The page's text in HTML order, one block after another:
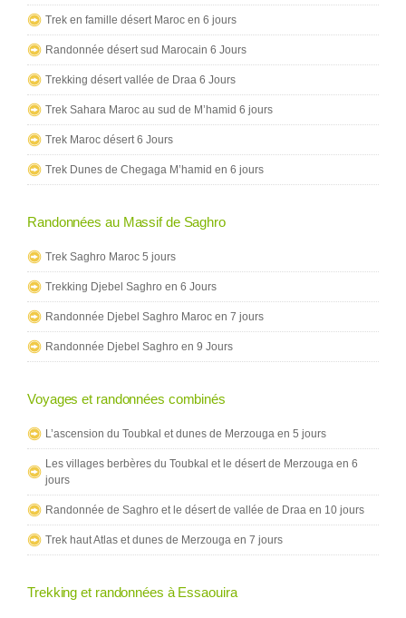
Trek en famille désert Maroc en 6 jours
Randonnée désert sud Marocain 6 Jours
Trekking désert vallée de Draa 6 Jours
Trek Sahara Maroc au sud de M’hamid 6 jours
Trek Maroc désert 6 Jours
Trek Dunes de Chegaga M’hamid en 6 jours
Randonnées au Massif de Saghro
Trek Saghro Maroc 5 jours
Trekking Djebel Saghro en 6 Jours
Randonnée Djebel Saghro Maroc en 7 jours
Randonnée Djebel Saghro en 9 Jours
Voyages et randonnées combinés
L’ascension du Toubkal et dunes de Merzouga en 5 jours
Les villages berbères du Toubkal et le désert de Merzouga en 6
jours
Randonnée de Saghro et le désert de vallée de Draa en 10 jours
Trek haut Atlas et dunes de Merzouga en 7 jours
Trekking et randonnées à Essaouira